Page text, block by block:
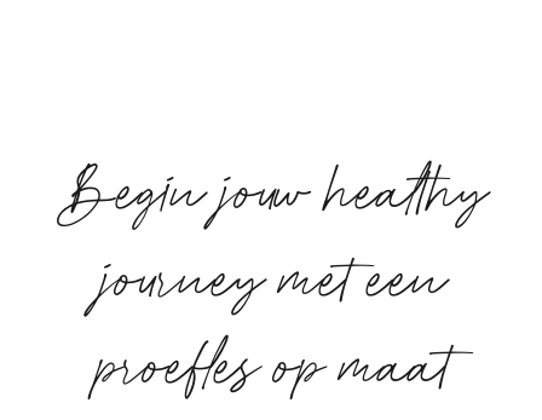
Begin jouw healthy
journey met een
proefles op maat